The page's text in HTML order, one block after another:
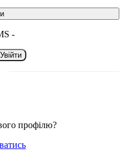
-
Увійти
профілю?